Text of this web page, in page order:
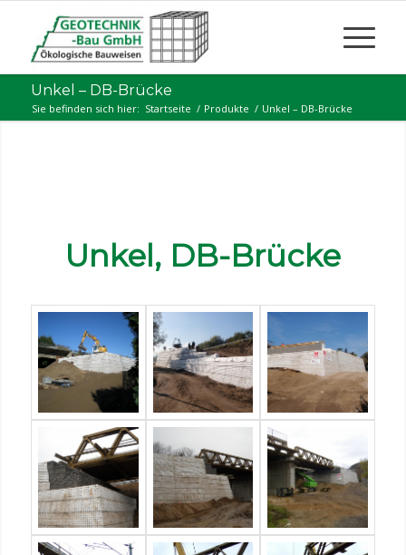
Unkel – DB-Brücke
Sie befinden sich hier: Startseite / Produkte / Unkel – DB-Brücke
Unkel, DB-Brücke